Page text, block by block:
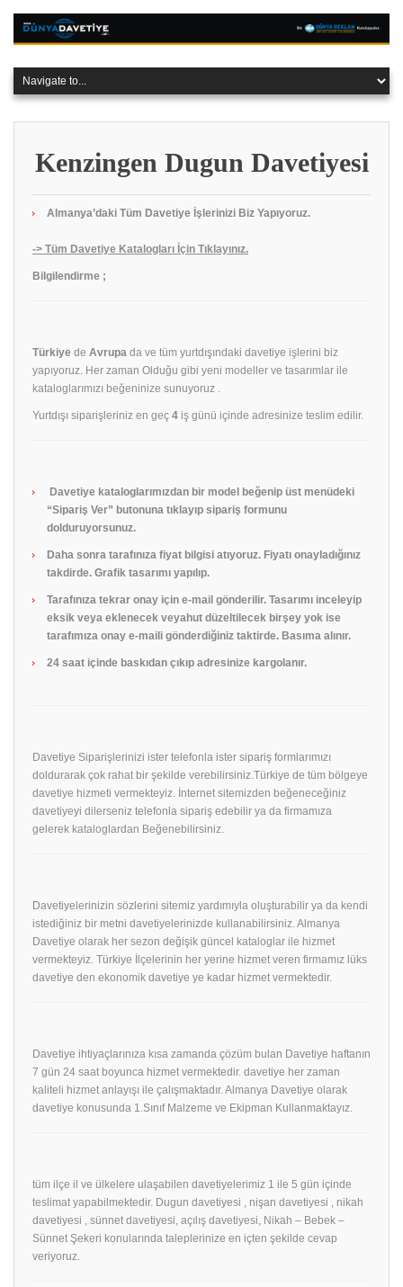
Kenzingen Dugun Davetiyesi
Almanya’daki Tüm Davetiye İşlerinizi Biz Yapıyoruz.
-> Tüm Davetiye Katalogları İçin Tıklayınız.
Bilgilendirme ;
Türkiye de Avrupa da ve tüm yurtdışındaki davetiye işlerini biz
yapıyoruz. Her zaman Olduğu gibi yeni modeller ve tasarımlar ile
kataloglarımızı beğeninize sunuyoruz .
Yurtdışı siparişleriniz en geç 4 iş günü içinde adresinize teslim edilir.
Davetiye kataloglarımızdan bir model beğenip üst menüdeki
“Sipariş Ver” butonuna tıklayıp sipariş formunu
dolduruyorsunuz.
Daha sonra tarafınıza fiyat bilgisi atıyoruz. Fiyatı onayladığınız
takdirde. Grafik tasarımı yapılıp.
Tarafınıza tekrar onay için e-mail gönderilir. Tasarımı inceleyip
eksik veya eklenecek veyahut düzeltilecek birşey yok ise
tarafımıza onay e-maili gönderdiğiniz taktirde. Basıma alınır.
24 saat içinde baskıdan çıkıp adresinize kargolanır.
Davetiye Siparişlerinizi ister telefonla ister sipariş formlarımızı
doldurarak çok rahat bir şekilde verebilirsiniz.Türkiye de tüm bölgeye
davetiye hizmeti vermekteyiz. İnternet sitemizden beğeneceğiniz
davetiyeyi dilerseniz telefonla sipariş edebilir ya da firmamıza
gelerek kataloglardan Beğenebilirsiniz.
Davetiyelerinizin sözlerini sitemiz yardımıyla oluşturabilir ya da kendi
istediğiniz bir metni davetiyelerinizde kullanabilirsiniz. Almanya
Davetiye olarak her sezon değişik güncel kataloglar ile hizmet
vermekteyiz. Türkiye İlçelerinin her yerine hizmet veren firmamız lüks
davetiye den ekonomik davetiye ye kadar hizmet vermektedir.
Davetiye ihtiyaçlarınıza kısa zamanda çözüm bulan Davetiye haftanın
7 gün 24 saat boyunca hizmet vermektedir. davetiye her zaman
kaliteli hizmet anlayışı ile çalışmaktadır. Almanya Davetiye olarak
davetiye konusunda 1.Sınıf Malzeme ve Ekipman Kullanmaktayız.
tüm ilçe il ve ülkelere ulaşabilen davetiyelerimiz 1 ile 5 gün içinde
teslimat yapabilmektedir. Dugun davetiyesi , nişan davetiyesi , nikah
davetiyesi , sünnet davetiyesi, açılış davetiyesi, Nikah – Bebek –
Sünnet Şekeri konularında taleplerinize en içten şekilde cevap
veriyoruz.